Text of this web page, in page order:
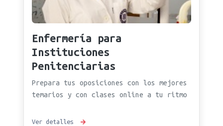
Enfermería para
Instituciones
Penitenciarias
Prepara tus oposiciones con los mejores
temarios y con clases online a tu ritmo
Ver detalles